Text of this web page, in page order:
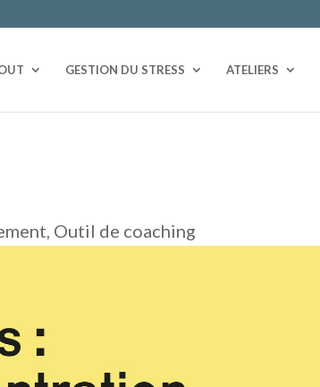
GESTION DU STRESS ATELIERS
Outil de coaching